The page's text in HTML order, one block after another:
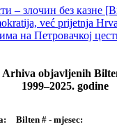
– злочин без казне
već prijetnja
на Петровачкој
Arhiva objavljenih
1999–2025. godine
Bilten # - mjesec: